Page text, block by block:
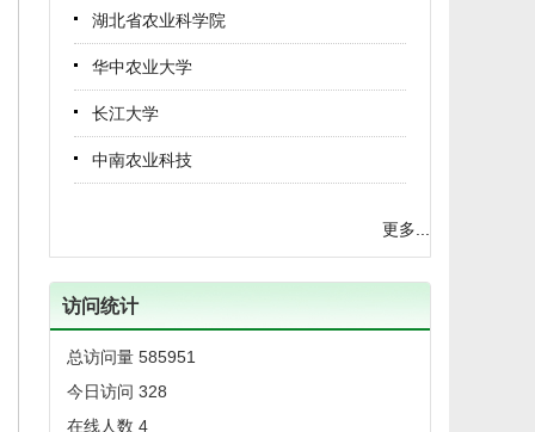
(2026-06-29)
《湖北农业科学》再次入选湖北省科技期刊
new
(2026-06-24)
科技期刊社组织召开2026年编辑质量半年总
new
(2026-05-22)
农经所期刊社召开农业科技期刊高质量发展
new
湖北省农业科学院
华中农业大学
长江大学
中南农业科技
更多...
访问统计
总访问量 585951
今日访问 328
在线人数 4